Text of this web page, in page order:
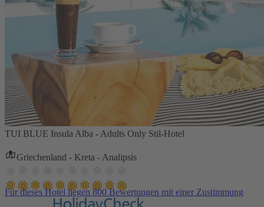
TUI BLUE Insula Alba - Adults Only Stil-Hotel
Griechenland - Kreta - Analipsis
Für dieses Hotel liegen 800 Bewertungen mit einer Zustimmung